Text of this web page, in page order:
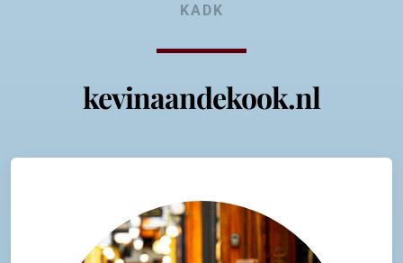
KADK
kevinaandekook.nl